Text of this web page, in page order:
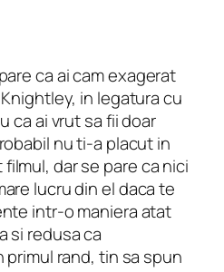
ca ai cam exagerat
in legatura cu
ca ai vrut sa fii doar
nu ti-a placut in
dar se pare ca nici
lucru din el daca te
intr-o maniera atat
si redusa ca
primul rand, tin sa spun